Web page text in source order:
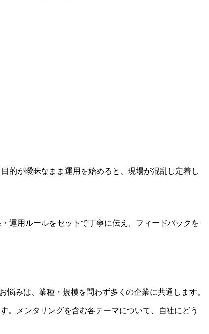
的が曖昧なまま運用を始めると、現場が混乱し定着し
運用ルールをセットで丁寧に伝え、フィードバックを
みは、業種・規模を問わず多くの企業に共通します。
。メンタリングを含む各テーマについて、自社にどう